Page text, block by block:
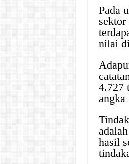
Pada
nilai
4.727
angka
hasil